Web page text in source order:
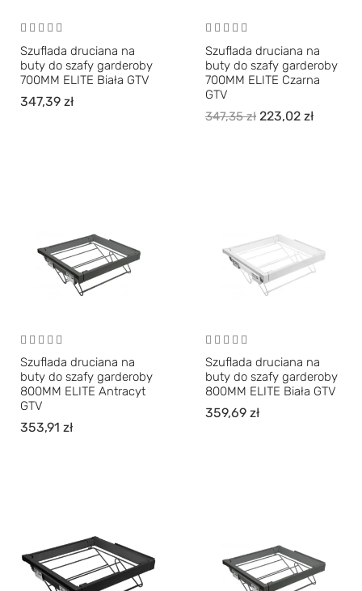
Szuflada druciana na
buty do szafy garderoby
700MM ELITE Biała GTV
347,39 zł
Szuflada druciana na
buty do szafy garderoby
700MM ELITE Czarna
GTV
347,35zł 223,02 zł
Szuflada druciana na
buty do szafy garderoby
800MM ELITE Antracyt
GTV
353,91 zł
Szuflada druciana na
buty do szafy garderoby
800MM ELITE Biała GTV
359,69 zł